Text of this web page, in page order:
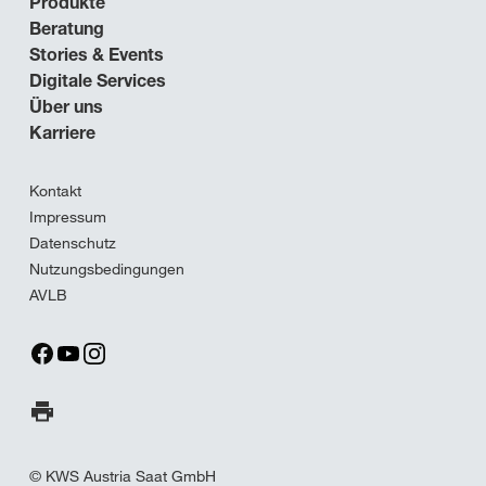
Beratung
Stories & Events
Digitale Services
Über uns
Karriere
Kontakt
Impressum
Datenschutz
Nutzungsbedingungen
AVLB
Seite drucken
© KWS Austria Saat GmbH